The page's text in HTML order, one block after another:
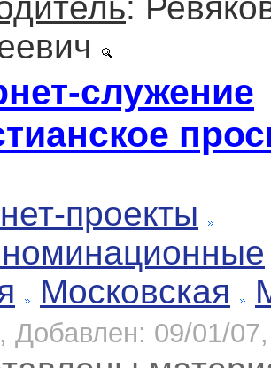
:
служение
проекты
Московская
Добавлен: 09/01/